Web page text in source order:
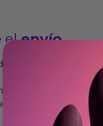
elenvío
transporte se calcula
que desees
el precio exacto del
y el modo.